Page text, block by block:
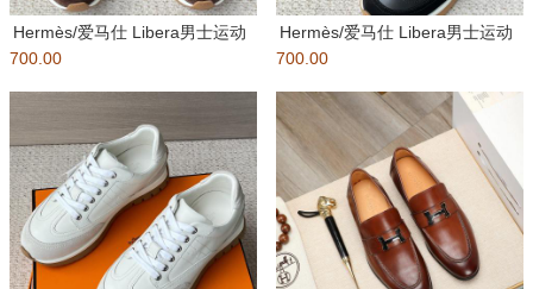
Hermès/爱马仕 Libera男士运动
鞋 莞产顶级精品
700.00
Hermès/爱马仕 Libera男士运动
鞋 莞产顶级精品
700.00